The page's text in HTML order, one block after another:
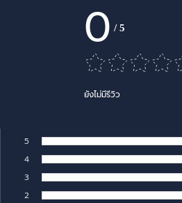
0 /5
ยังไม่มีรีวิว
5
4
3
2